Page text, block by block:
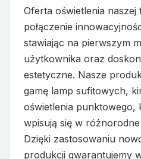
Oferta oświetlenia naszej
połączenie
stawiając na pierwszym
użytkownika oraz
estetyczne. Nasze
gamę lamp sufitowych,
oświetlenia punktowego,
wpisują się w
Dzięki zastosowaniu
produkcji gwarantujemy